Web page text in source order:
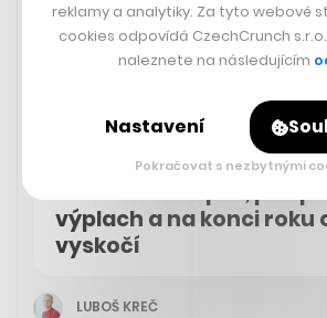
Odhad průkopníka
bude dál stoupat, pak
výplach a na konci roku
vyskočí
LUBOŠ KREČ
reklamy a analytiky. Za tyto webové
cookies odpovídá CzechCrunch
naleznete na následujícím
Nastavení
Pokračovat s nezbytnými